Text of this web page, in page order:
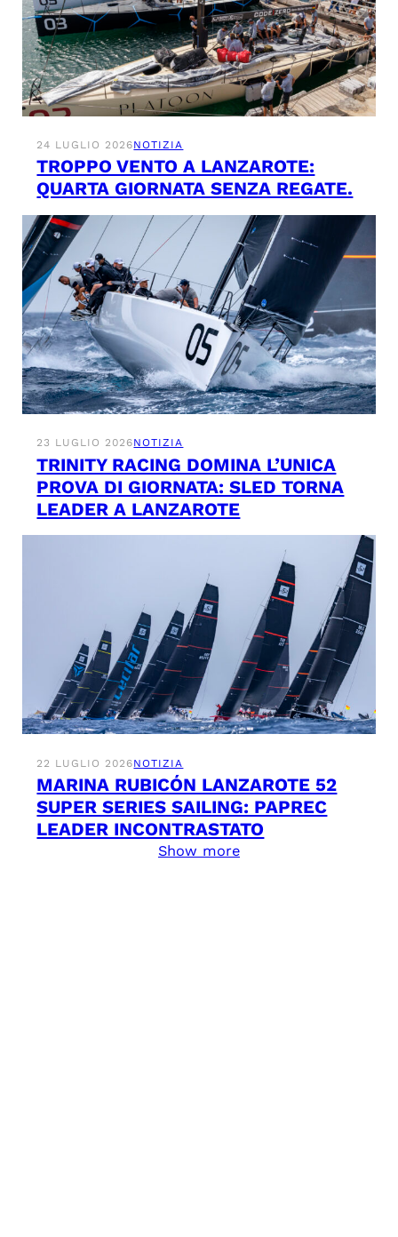
24 LUGLIO 2026NOTIZIA
TROPPO VENTO A LANZAROTE:
QUARTA GIORNATA SENZA REGATE.
23 LUGLIO 2026NOTIZIA
TRINITY RACING DOMINA L’UNICA
PROVA DI GIORNATA: SLED TORNA
LEADER A LANZAROTE
22 LUGLIO 2026NOTIZIA
MARINA RUBICÓN LANZAROTE 52
SUPER SERIES SAILING: PAPREC
LEADER INCONTRASTATO
Show more